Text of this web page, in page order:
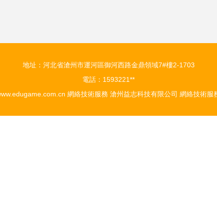
地址：河北省滄州市運河區御河西路金鼎領域7#樓2-1703
電話：1593221**
網絡技術服務 滄州益志科技有限公司 網絡技術服